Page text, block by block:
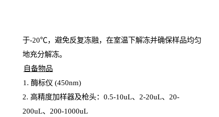
于-20℃，避免反复冻融，在室温下解冻并确保样品均匀
地充分解冻。
自备物品
1 . 酶标仪 (450nm)
2. 高精度加样器及枪头： 0.5-10uL、 2-20uL、 20-
200uL、 200-1000uL